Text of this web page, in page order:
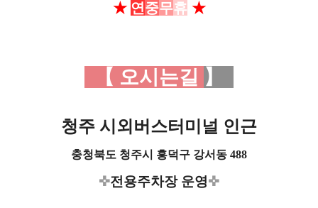
★ 연중무휴 ★
【 오시는길 】
청주 시외버스터미널 인근
충청북도 청주시 흥덕구 강서동 488
✜전용주차장 운영✜